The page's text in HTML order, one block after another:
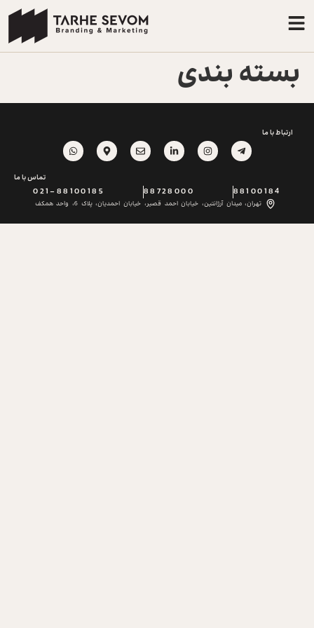
بسته بندی
تماس با ما
88100184
88728000
021-88100185
تهران، میدان آرژانتین، خیابان احمد قصیر، خیابان احمدیان، پلاک 6، واحد همکف
ارتباط با ما